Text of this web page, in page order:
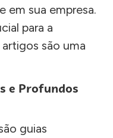
em sua empresa.
para a
são uma
e Profundos
guias